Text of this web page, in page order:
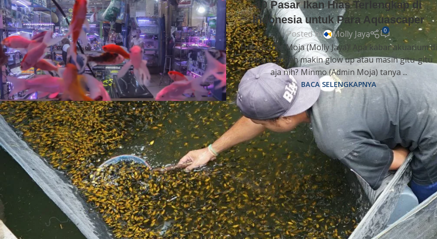
10 Pasar Ikan Hias Terlengkap di
Indonesia untuk Para Aquascaper
Posted by Molly Jaya 0
Halo, Sobat Moja (Molly Jaya)! Apa kabar akuarium di
rumah? Sudah makin glow up atau masih gitu-gitu
aja nih? Minmo (Admin Moja) tanya ...
BACA SELENGKAPNYA